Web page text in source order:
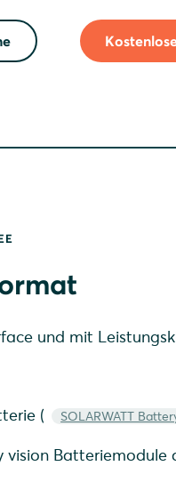
und mit
(
SOLARWATT
vision Batteriemodule